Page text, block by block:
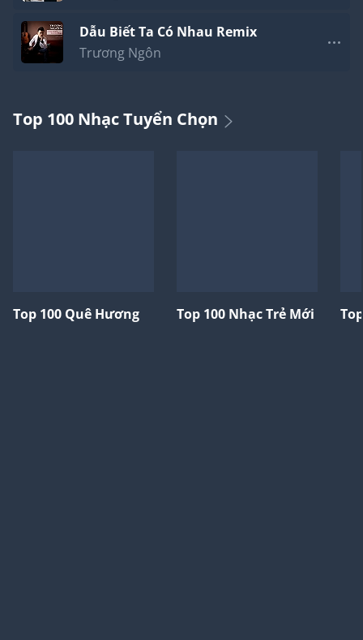
Dẫu Biết Ta Có Nhau Remix
Trương Ngôn
Top 100 Nhạc Tuyển Chọn
Top 100 Quê Hương Top 100 Nhạc Trẻ Mới